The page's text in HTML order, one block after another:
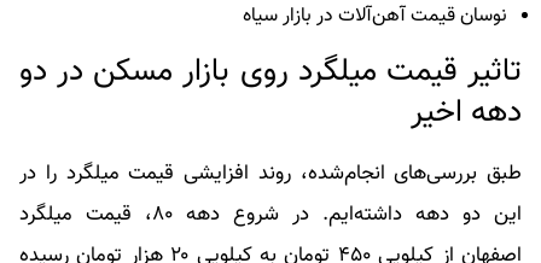
نوسان قیمت آهن‌آلات در بازار سیاه
تاثیر قیمت میلگرد روی بازار مسکن در دو
دهه اخیر
طبق بررسی‌های انجام‌شده، روند افزایشی قیمت میلگرد را در
این دو دهه داشته‌ایم. در شروع دهه ۸۰، قیمت میلگرد
اصفهان از کیلویی ۴۵۰ تومان به کیلویی ۲۰ هزار تومان رسیده